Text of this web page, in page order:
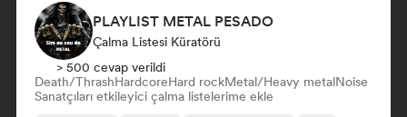
PLAYLIST METAL PESADO
Çalma Listesi Küratörü
> 500 cevap verildi
Death/ThrashHardcoreHard rockMetal/Heavy metalNoise
Sanatçıları etkileyici çalma listelerime ekle